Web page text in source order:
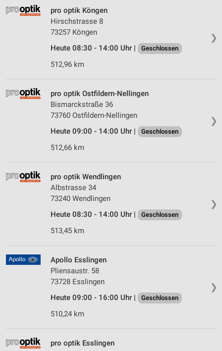
❯
pro optik Köngen
Hirschstrasse 8
73257 Köngen
Heute 08:30 - 14:00 Uhr |
Geschlossen
512,96 km
❯
pro optik Ostfildern-Nellingen
Bismarckstraße 36
73760 Ostfildern-Nellingen
Heute 09:00 - 14:00 Uhr |
Geschlossen
512,66 km
❯
pro optik Wendlingen
Albstrasse 34
73240 Wendlingen
Heute 08:30 - 14:00 Uhr |
Geschlossen
513,45 km
❯
Apollo Esslingen
Pliensaustr. 58
73728 Esslingen
Heute 09:00 - 16:00 Uhr |
Geschlossen
510,24 km
pro optik Esslingen